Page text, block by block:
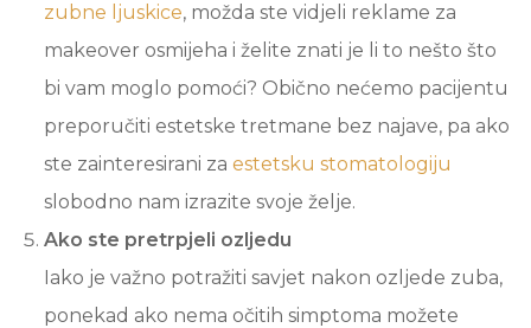
zubne ljuskice, možda ste vidjeli reklame za
makeover osmijeha i želite znati je li to nešto što
bi vam moglo pomoći? Obično nećemo pacijentu
preporučiti estetske tretmane bez najave, pa ako
ste zainteresirani za estetsku stomatologiju
slobodno nam izrazite svoje želje.
Ako ste pretrpjeli ozljedu
Iako je važno potražiti savjet nakon ozljede zuba,
ponekad ako nema očitih simptoma možete